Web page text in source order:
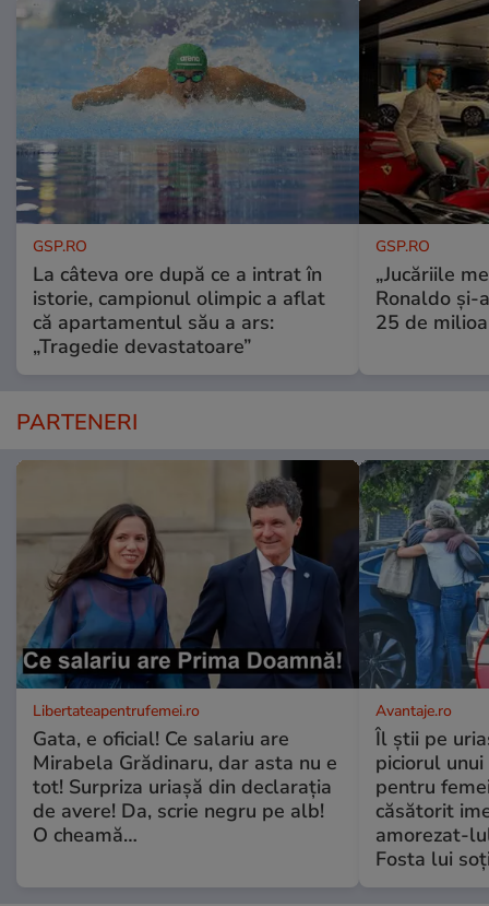
GSP.RO
La câteva ore după ce a intrat în
istorie, campionul olimpic a aflat
că apartamentul său a ars:
„Tragedie devastatoare”
GSP.RO
„Jucăriile
Ronaldo și-
25 de
PARTENERI
Libertateapentrufemei.ro
Gata, e oficial! Ce salariu are
Mirabela Grădinaru, dar asta nu e
tot! Surpriza uriașă din declarația
de avere! Da, scrie negru pe alb!
O cheamă…
Avantaje.ro
Îl știi pe
piciorul
pentru
căsătorit
amorezat-
Fosta lui